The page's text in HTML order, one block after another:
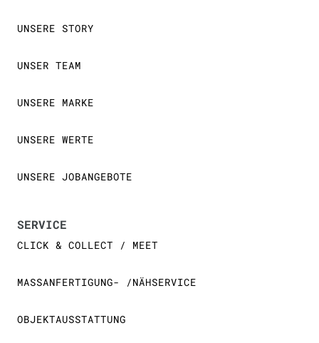
UNSERE STORY
UNSER TEAM
UNSERE MARKE
UNSERE WERTE
UNSERE JOBANGEBOTE
SERVICE
CLICK & COLLECT / MEET
MASSANFERTIGUNG- /NÄHSERVICE
OBJEKTAUSSTATTUNG